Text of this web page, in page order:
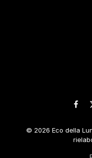
© 2026 Eco della